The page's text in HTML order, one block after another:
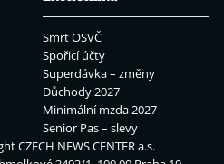
Smrt OSVČ
Spořicí účty
Superdávka – změny
Důchody 2027
Minimální mzda 2027
Senior Pas – slevy
CZECH NEWS CENTER a.s.